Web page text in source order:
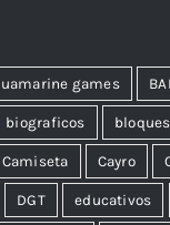
games
biograficos bloques
Camiseta Cayro
DGT educativos